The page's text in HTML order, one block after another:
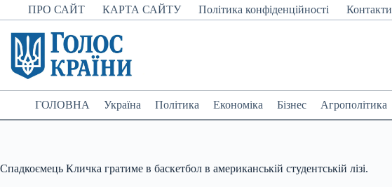
Перейти
до
вмісту
ПРО САЙТ КАРТА САЙТУ Політика конфіденційності Контакти
ГОЛОВНА Україна Політика Економіка Бізнес Агрополітика
Спадкоємець Кличка гратиме в баскетбол в американській студентській лізі.